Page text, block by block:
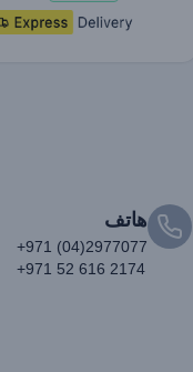
هاتف
+971 (04)2977077
+971 52 616 2174